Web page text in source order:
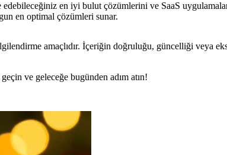
en iyi bulut çözümlerini ve SaaS
en optimal çözümleri sunar.
amaçlıdır. İçeriğin doğruluğu, güncelliği veya
ve geleceğe bugünden adım atın!